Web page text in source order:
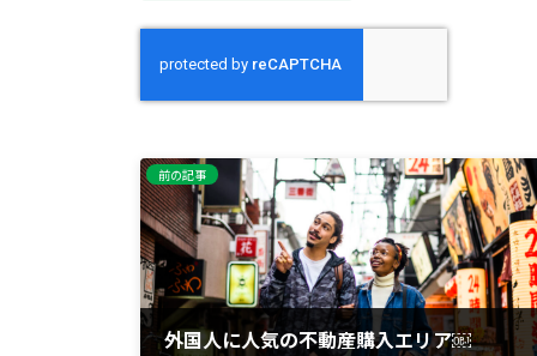
前の記事
外国人に人気の不動産購入エリア￼